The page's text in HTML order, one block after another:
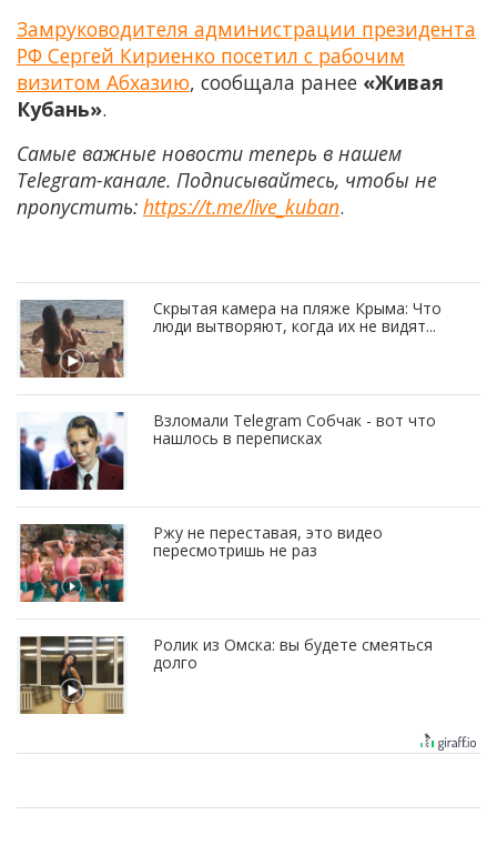
Замруководителя администрации президента
РФ Сергей Кириенко посетил с рабочим
визитом Абхазию, сообщала ранее «Живая
Кубань».
Самые важные новости теперь в нашем
Telegram-канале. Подписывайтесь, чтобы не
пропустить: https://t.me/live_kuban.
Скрытая камера на пляже Крыма: Что
люди вытворяют, когда их не видят...
Взломали Telegram Собчак - вот что
нашлось в переписках
Ржу не переставая, это видео
пересмотришь не раз
Ролик из Омска: вы будете смеяться
долго